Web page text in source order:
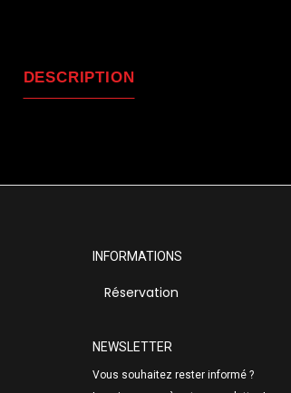
DESCRIPTION
INFORMATIONS
Réservation
NEWSLETTER
Vous souhaitez rester informé ?